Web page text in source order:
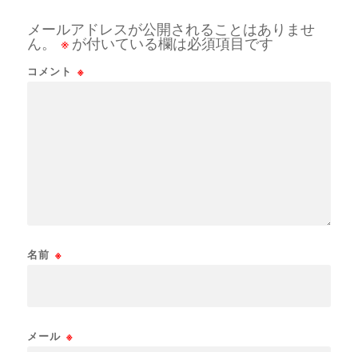
メールアドレスが公開されることはありませ
ん。
※ が付いている欄は必須項目です
コメント ※
名前 ※
メール ※